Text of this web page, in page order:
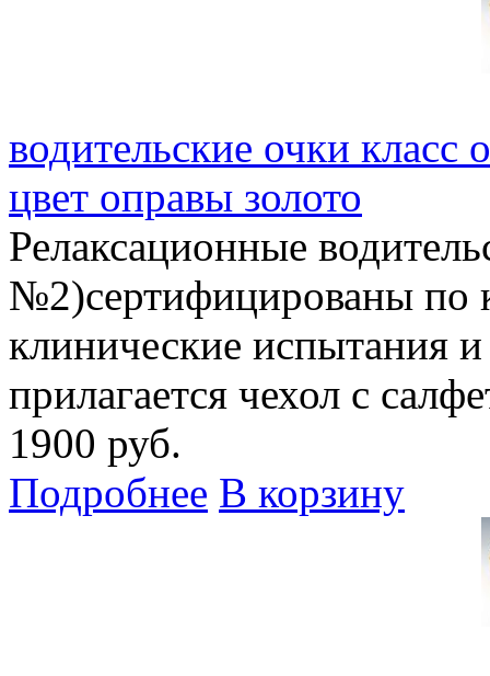
водительские очки
цвет оправы золото
Релаксационные
№2)сертифицированы по
клинические испытания
прилагается чехол с
1900 руб.
Подробнее В корзину